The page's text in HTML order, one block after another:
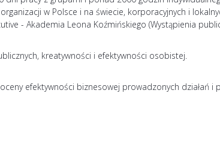
w Polsce i na świecie, korporacyjnych i
- Akademia Leona Koźmińskiego (Wystąpienia
kreatywności i efektywności osobistej.
efektywności biznesowej prowadzonych działań i